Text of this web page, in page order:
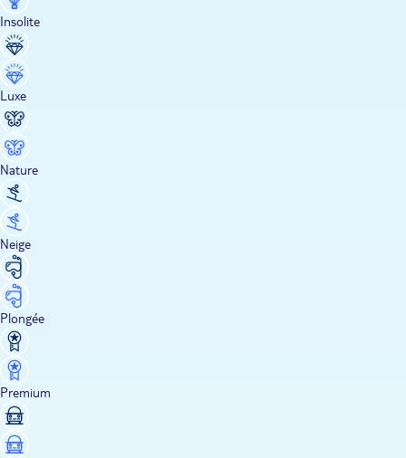
Insolite
Luxe
Nature
Neige
Plongée
Premium